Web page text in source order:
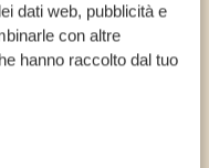
dati web, pubblicità e
con altre
hanno raccolto dal tuo
A partire da € 1.757 *